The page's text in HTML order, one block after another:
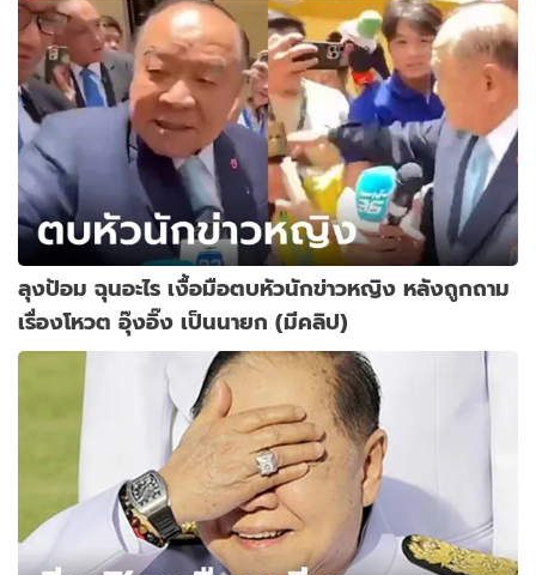
ลุงป้อม ฉุนอะไร เงื้อมือตบหัวนักข่าวหญิง หลังถูกถาม
เรื่องโหวต อุ๊งอิ๊ง เป็นนายก (มีคลิป)